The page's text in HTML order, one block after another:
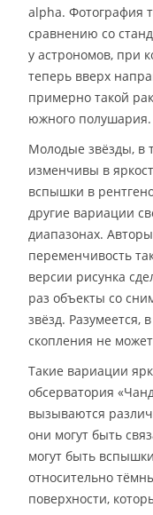
alpha. Фотография
сравнению со
у астрономов, при
теперь вверх
примерно такой
южного полушария.
Молодые звёзды, в
изменчивы в
вспышки в
другие вариации
диапазонах.
переменчивость
версии рисунка
раз объекты со
звёзд. Разумеется,
скопления не
Такие вариации
обсерватория
вызываются
они могут быть
могут быть
относительно
поверхности,